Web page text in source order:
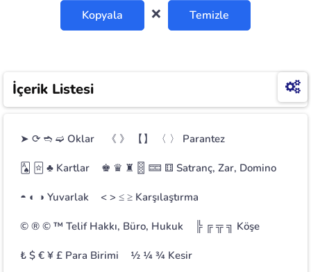
Kopyala ❌ Temizle
İçerik Listesi
➤ ⟳ ➬ ➫ Oklar 《 》 【】 〈 〉 Parantez
🂡 🃟 ♣Kartlar ♚ ♛ ♜ 🂋 🁡 ⚅ Satranç, Zar, Domino
◓ ◐ ◑ Yuvarlak < > ≤ ≥Karşılaştırma
© ® © ™ Telif Hakkı, Büro, Hukuk ╠ ╔ ╦ ╗ Köşe
₺ $ € ¥ £Para Birimi ½ ¼ ¾Kesir